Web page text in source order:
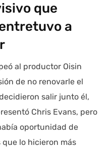
que
a
al productor Oisin
de no renovarle el
salir junto él,
Chris Evans, pero
oportunidad de
lo hicieron más